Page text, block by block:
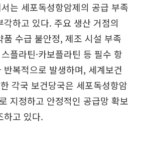
는 세포독성항암제의 공급 부족
하고 있다. 주요 생산 거점의
품 수급 불안정, 제조 시설 부족
플라틴·카보플라틴 등 필수 항
복적으로 발생하며, 세계보건
각국 보건당국은 세포독성항암
지정하고 안정적인 공급망 확보
하고 있다.